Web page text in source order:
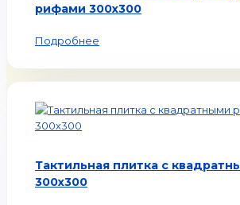
рифами 300х300
Подробнее
Тактильная плитка с
300х300